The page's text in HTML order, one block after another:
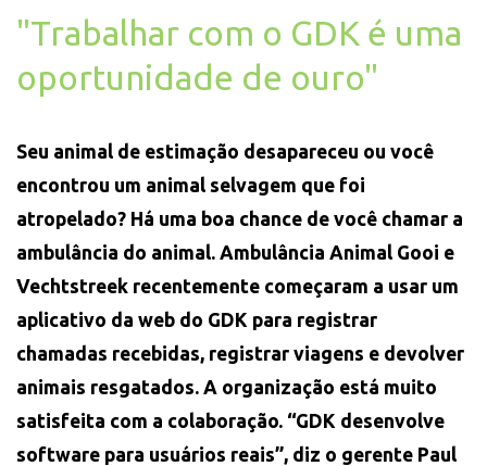
"Trabalhar com o GDK é uma
oportunidade de ouro"
Seu animal de estimação desapareceu ou você
encontrou um animal selvagem que foi
atropelado? Há uma boa chance de você chamar a
ambulância do animal. Ambulância Animal Gooi e
Vechtstreek recentemente começaram a usar um
aplicativo da web do GDK para registrar
chamadas recebidas, registrar viagens e devolver
animais resgatados. A organização está muito
satisfeita com a colaboração. “GDK desenvolve
software para usuários reais”, diz o gerente Paul